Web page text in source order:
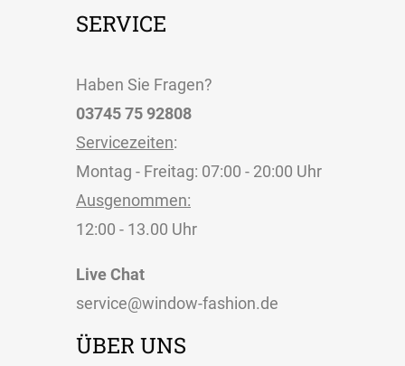
SERVICE
Haben Sie Fragen?
03745 75 92808
Servicezeiten:
Montag - Freitag: 07:00 - 20:00 Uhr
Ausgenommen:
12:00 - 13.00 Uhr
Live Chat
service@window-fashion.de
ÜBER UNS